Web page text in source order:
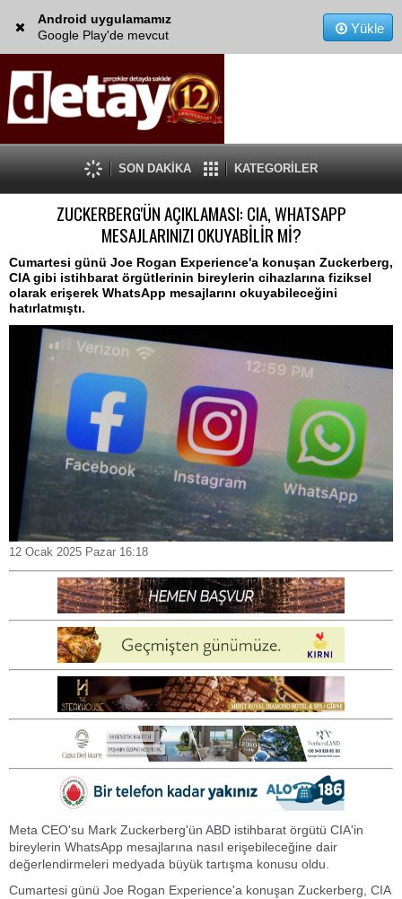
Android uygulamamız
Google Play'de mevcut
Yükle
SON DAKİKA KATEGORİLER
ZUCKERBERG'ÜN AÇIKLAMASI: CIA, WHATSAPP
MESAJLARINIZI OKUYABİLİR Mİ?
Cumartesi günü Joe Rogan Experience'a konuşan Zuckerberg,
CIA gibi istihbarat örgütlerinin bireylerin cihazlarına fiziksel
olarak erişerek WhatsApp mesajlarını okuyabileceğini
hatırlatmıştı.
12 Ocak 2025 Pazar 16:18
Meta CEO'su Mark Zuckerberg'ün ABD istihbarat örgütü CIA'in
bireylerin WhatsApp mesajlarına nasıl erişebileceğine dair
değerlendirmeleri medyada büyük tartışma konusu oldu.
Cumartesi günü Joe Rogan Experience'a konuşan Zuckerberg, CIA